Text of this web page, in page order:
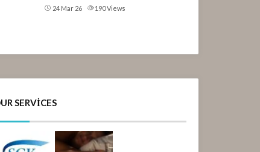
24 Mar 26 190Views
SERVICES